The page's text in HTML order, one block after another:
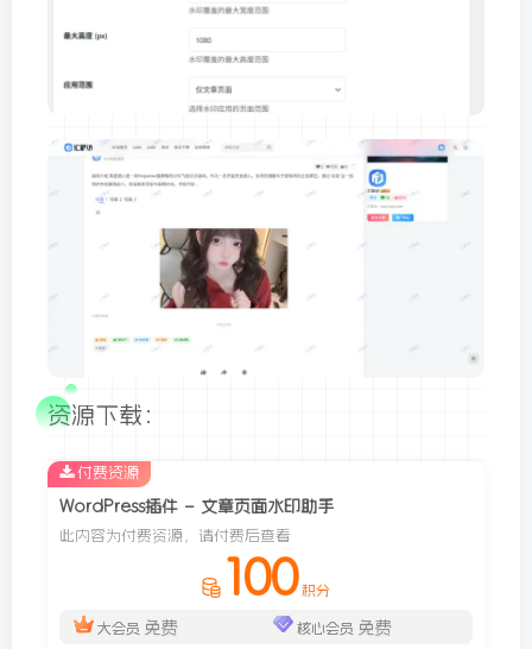
资源下载：
WordPress插件 – 文章页面水印助手
此内容为付费资源，请付费后查看
100 积分
大会员 免费 核心会员 免费
付费资源